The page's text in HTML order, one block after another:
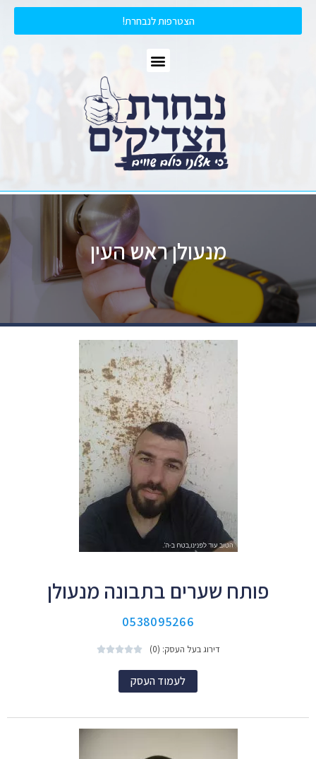
הצטרפות לנבחרת!
מנעולן ראש העין
פותח שערים בתבונה מנעולן
0538095266
דירוג בעל העסק: (0) 




לעמוד העסק